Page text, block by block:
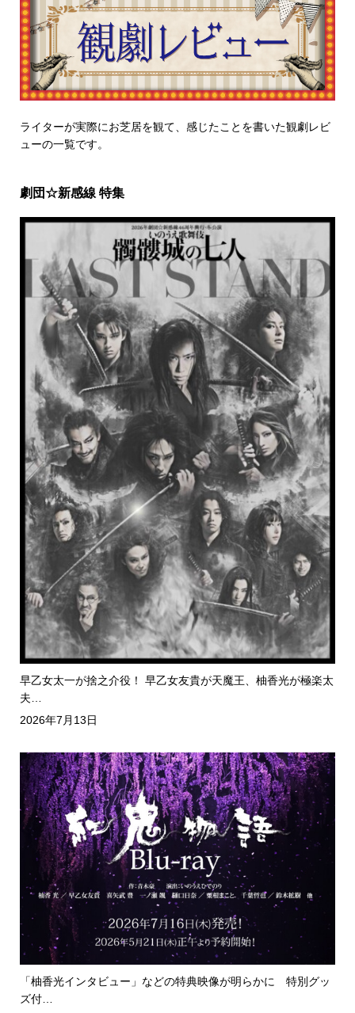
ライターが実際にお芝居を観て、感じたことを書いた観劇レビ
ューの一覧です。
劇団☆新感線 特集
早乙女太一が捨之介役！ 早乙女友貴が天魔王、柚香光が極楽太
夫…
2026年7月13日
「柚香光インタビュー」などの特典映像が明らかに 特別グッ
ズ付…